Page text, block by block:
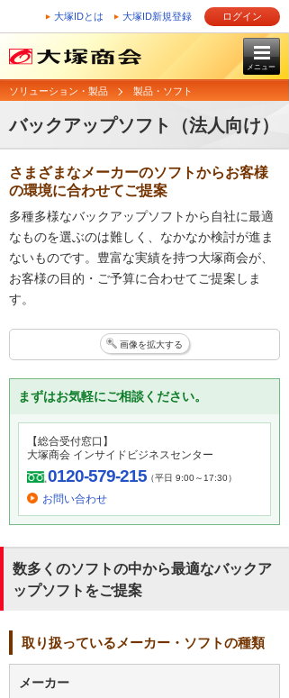
大塚IDとは 大塚ID新規登録 ログイン
メニュー
ソリューション・製品 製品・ソフト
バックアップソフト（法人向け）
さまざまなメーカーのソフトからお客様
の環境に合わせてご提案
多種多様なバックアップソフトから自社に最適
なものを選ぶのは難しく、なかなか検討が進ま
ないものです。豊富な実績を持つ大塚商会が、
お客様の目的・ご予算に合わせてご提案しま
す。
画像を拡大する
まずはお気軽にご相談ください。
【総合受付窓口】
大塚商会 インサイドビジネスセンター
0120-579-215（平日 9:00～17:30）
お問い合わせ
数多くのソフトの中から最適なバックア
ップソフトをご提案
取り扱っているメーカー・ソフトの種類
メーカー